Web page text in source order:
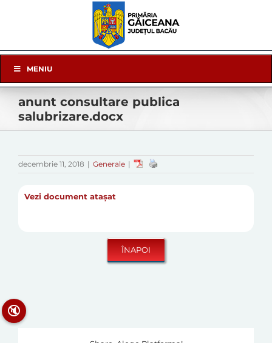
Navigation
MENIU
anunt consultare publica
salubrizare.docx
decembrie 11, 2018 | Generale |
Vezi document atașat
🔇